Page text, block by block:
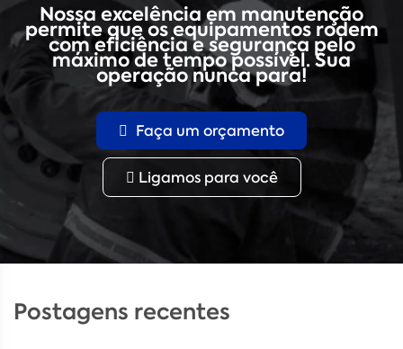
Nossa excelência em manutenção
permite que os equipamentos rodem
com eficiência e segurança pelo
máximo de tempo possível. Sua
operação nunca para!
Faça um orçamento
Ligamos para você
Postagens recentes